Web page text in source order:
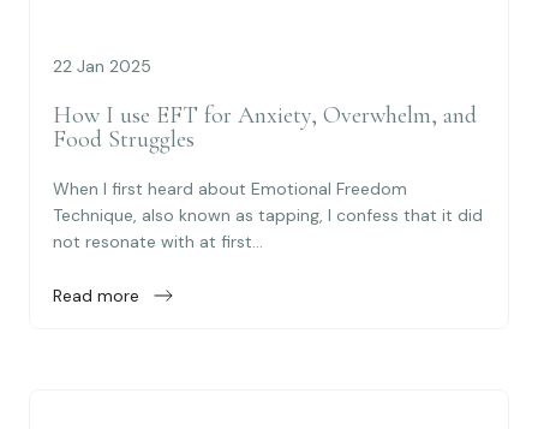
22 Jan 2025
How I use EFT for Anxiety, Overwhelm, and
Food Struggles
When I first heard about Emotional Freedom
Technique, also known as tapping, I confess that it did
not resonate with at first...
Read more